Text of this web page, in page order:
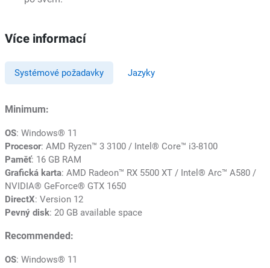
Více informací
Systémové požadavky Jazyky
Minimum:
OS: Windows® 11
Procesor: AMD Ryzen™ 3 3100 / Intel® Core™ i3-8100
Paměť: 16 GB RAM
Grafická karta: AMD Radeon™ RX 5500 XT / Intel® Arc™ A580 /
NVIDIA® GeForce® GTX 1650
DirectX: Version 12
Pevný disk: 20 GB available space
Recommended:
OS: Windows® 11